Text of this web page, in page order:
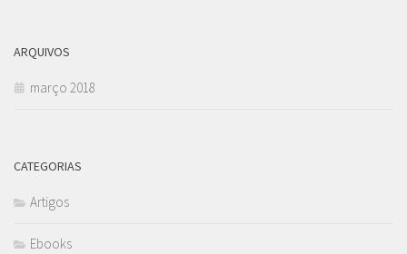
ARQUIVOS
março 2018
CATEGORIAS
Artigos
Ebooks